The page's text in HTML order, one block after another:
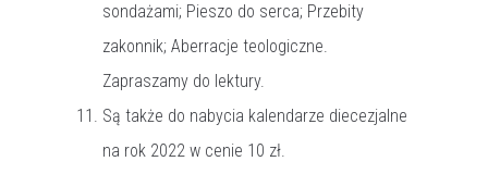
sondażami; Pieszo do serca; Przebity
zakonnik; Aberracje teologiczne.
Zapraszamy do lektury.
Są także do nabycia kalendarze diecezjalne
na rok 2022 w cenie 10 zł.